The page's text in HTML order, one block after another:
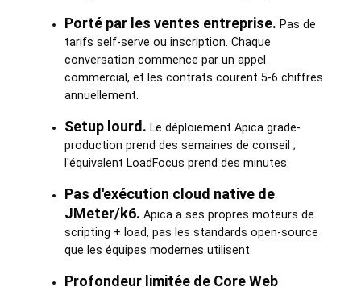
Porté par les ventes entreprise. Pas de
tarifs self-serve ou inscription. Chaque
conversation commence par un appel
commercial, et les contrats courent 5-6 chiffres
annuellement.
Setup lourd. Le déploiement Apica grade-
production prend des semaines de conseil ;
l'équivalent LoadFocus prend des minutes.
Pas d'exécution cloud native de
JMeter/k6. Apica a ses propres moteurs de
scripting + load, pas les standards open-source
que les équipes modernes utilisent.
Profondeur limitée de Core Web